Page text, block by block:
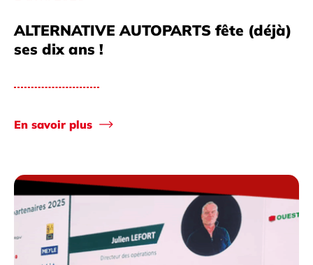
ALTERNATIVE AUTOPARTS fête (déjà)
ses dix ans !
En savoir plus